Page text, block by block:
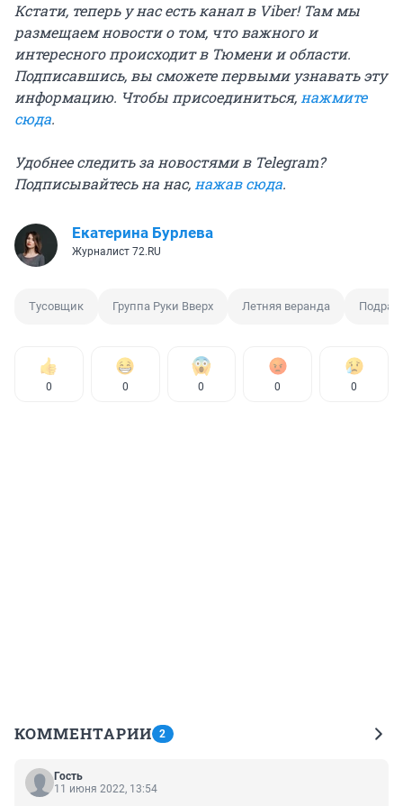
Кстати, теперь у нас есть канал в Viber! Там мы
размещаем новости о том, что важного и
интересного происходит в Тюмени и области.
Подписавшись, вы сможете первыми узнавать эту
информацию. Чтобы присоединиться,нажмите
сюда.
Удобнее следить за новостями в Telegram?
Подписывайтесь на нас,нажав сюда.
Екатерина Бурлева
Журналист 72.RU
Тусовщик Группа Руки Вверх Летняя веранда
0 0 0 0 0
КОММЕНТАРИИ 2
Гость
11 июня 2022, 13:54